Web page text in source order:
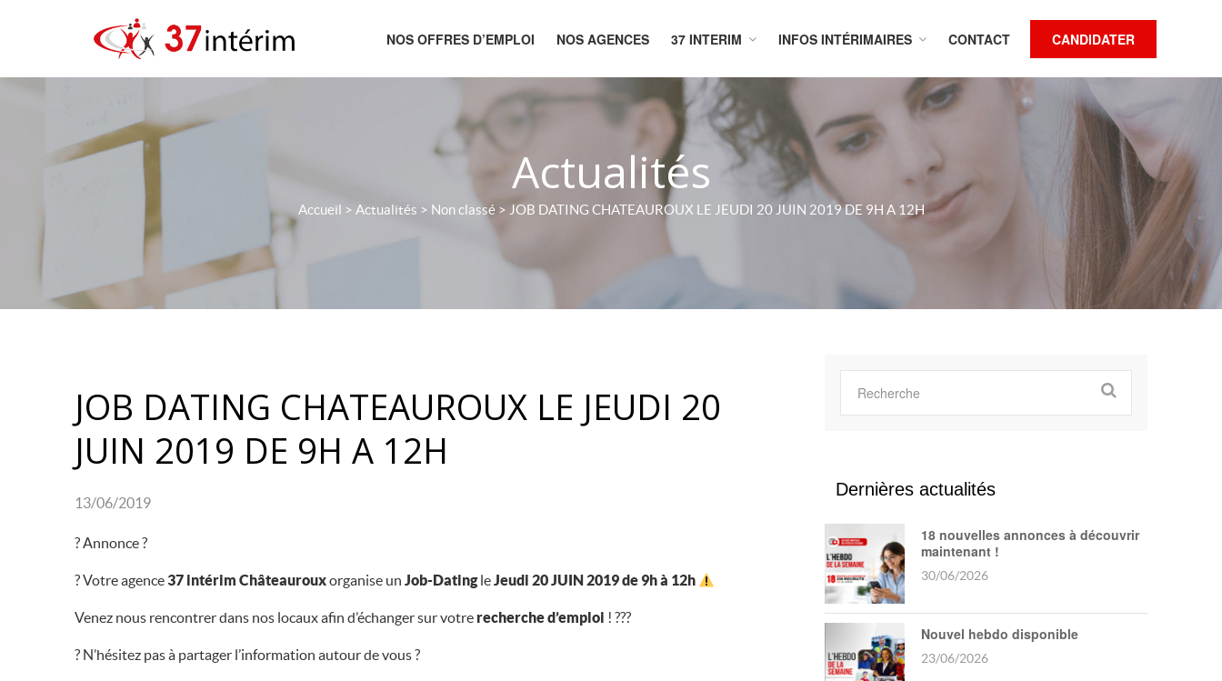
NOS OFFRES D’EMPLOI NOS AGENCES 37 INTERIM INFOS INTÉRIMAIRES CONTACT CANDIDATER
Actualités
Accueil > Actualités > Non classé> JOB DATING CHATEAUROUX LE JEUDI 20 JUIN 2019 DE 9H A 12H
JOB DATING CHATEAUROUX LE JEUDI 20
JUIN 2019 DE 9H A 12H
13/06/2019
?Annonce?
?Votre agence37 intérim Châteaurouxorganise un Job-DatingleJeudi 20 JUIN 2019 de 9h à 12h
Venez nous rencontrer dans nos locaux afin d’échanger sur votre recherche d’emploi ! ?‍??
? N’hésitez pas à partager l’information autour de vous?
Dernières actualités
18 nouvelles annonces à découvrir
maintenant !
30/06/2026
Nouvel hebdo disponible
23/06/2026